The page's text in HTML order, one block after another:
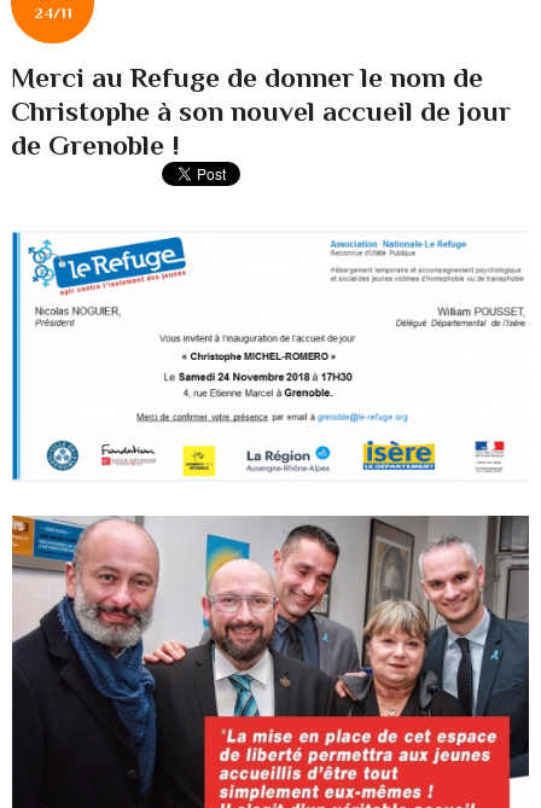
24/11
Merci au Refuge de donner le nom de
Christophe à son nouvel accueil de jour
de Grenoble !